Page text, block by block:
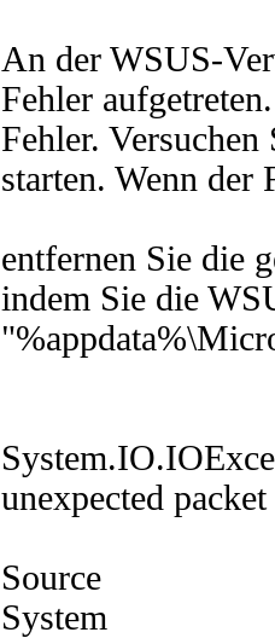
An der WSUS-
Fehler
Fehler.
starten. Wenn der
entfernen Sie die
indem Sie die
unexpected
Source
System